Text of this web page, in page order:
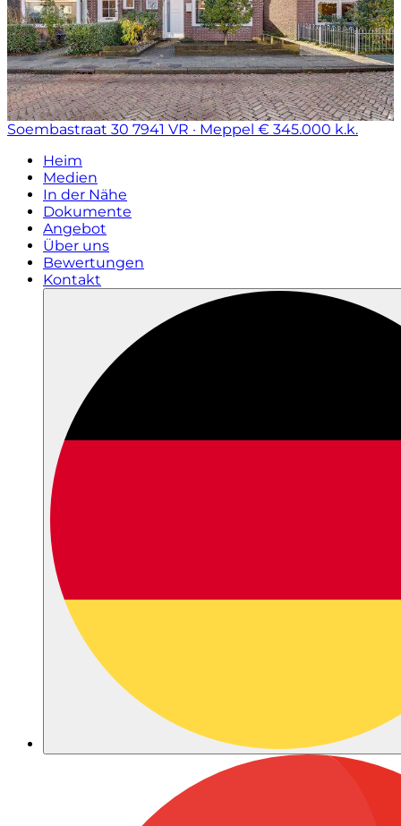
Soembastraat 30 7941 VR · Meppel € 345.000 k.k.
Heim
Medien
In der Nähe
Dokumente
Angebot
Über uns
Bewertungen
Kontakt